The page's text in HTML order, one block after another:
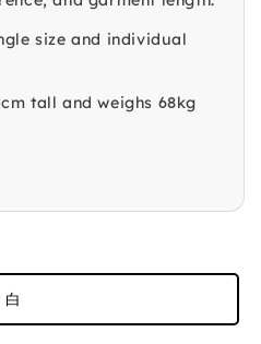
size and individual
tall and weighs 68kg
白